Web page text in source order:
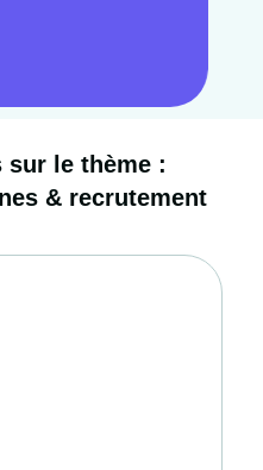
sur le thème :
& recrutement